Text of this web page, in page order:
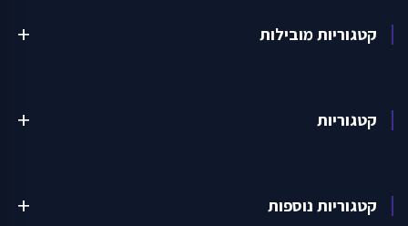
קטגוריות מובילות add
קטגוריות add
קטגוריות נוספות add